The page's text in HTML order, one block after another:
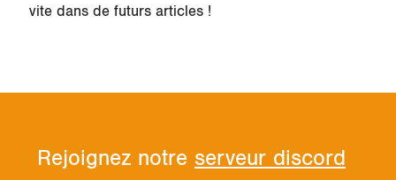
vite dans de futurs articles !
Rejoignez notre serveur discord